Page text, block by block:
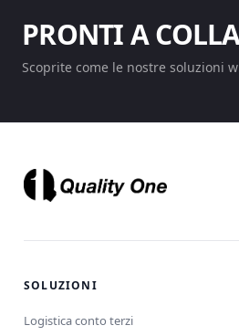
PRONTI A
Scoprite come le nostre soluzioni
SOLUZIONI
Logistica conto terzi